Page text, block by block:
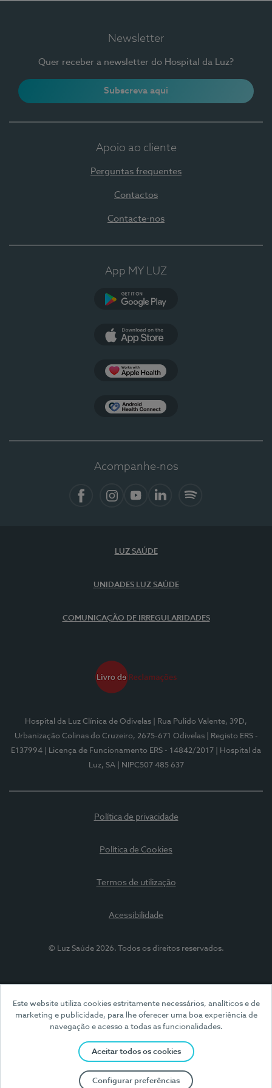
Este website utiliza cookies estritamente necessários, analíticos e de
marketing e publicidade, para lhe oferecer uma boa experiência de
navegação e acesso a todas as funcionalidades.
Aceitar todos os cookies
Configurar preferências
Newsletter
Quer receber a newsletter do Hospital da Luz?
Subscreva aqui
Apoio ao cliente
Perguntas frequentes
Contactos
Contacte-nos
App MY LUZ
Acompanhe-nos
LUZ SAÚDE
UNIDADES LUZ SAÚDE
COMUNICAÇÃO DE IRREGULARIDADES
Hospital da Luz Clínica de Odivelas
| Rua Pulido Valente, 39D,
Urbanização Colinas do Cruzeiro, 2675-671 Odivelas
| Registo ERS -
E137994
| Licença de Funcionamento ERS - 14842/2017
| Hospital da
Luz, SA
| NIPC507 485 637
Política de privacidade
Política de Cookies
Termos de utilização
Acessibilidade
© Luz Saúde 2026. Todos os direitos reservados.